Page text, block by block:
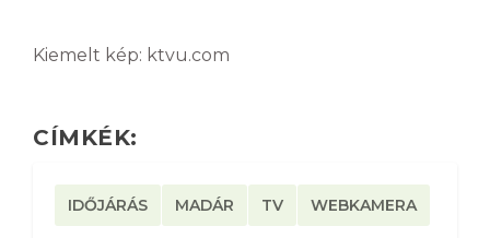
Kiemelt kép: ktvu.com
CÍMKÉK:
IDŐJÁRÁS MADÁR TV WEBKAMERA